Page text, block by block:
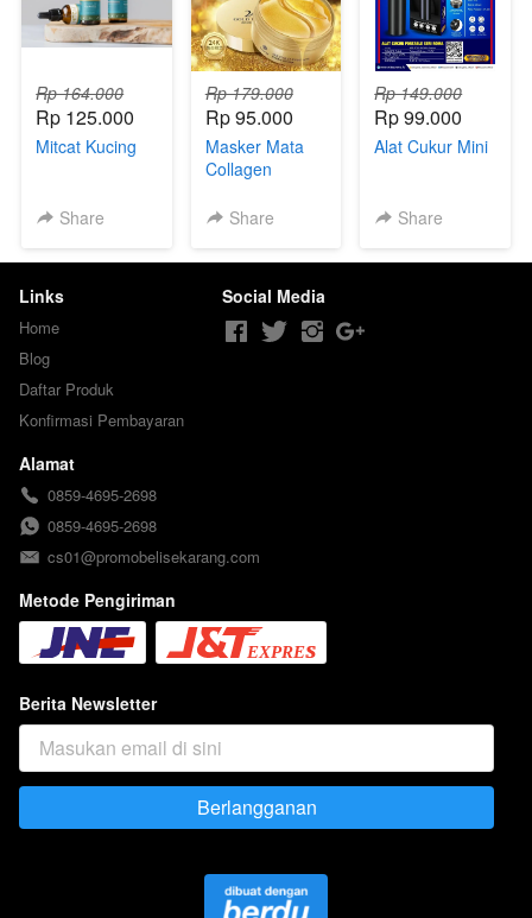
Rp 164.000
Rp 125.000
Mitcat Kucing
Share
Rp 179.000
Rp 95.000
Masker Mata
Collagen
Share
Rp 149.000
Rp 99.000
Alat Cukur Mini
Share
Links
Home
Blog
Daftar Produk
Konfirmasi Pembayaran
Social Media
Alamat
0859-4695-2698
0859-4695-2698
cs01@promobelisekarang.com
Metode Pengiriman
Berita Newsletter
`Berlangganan